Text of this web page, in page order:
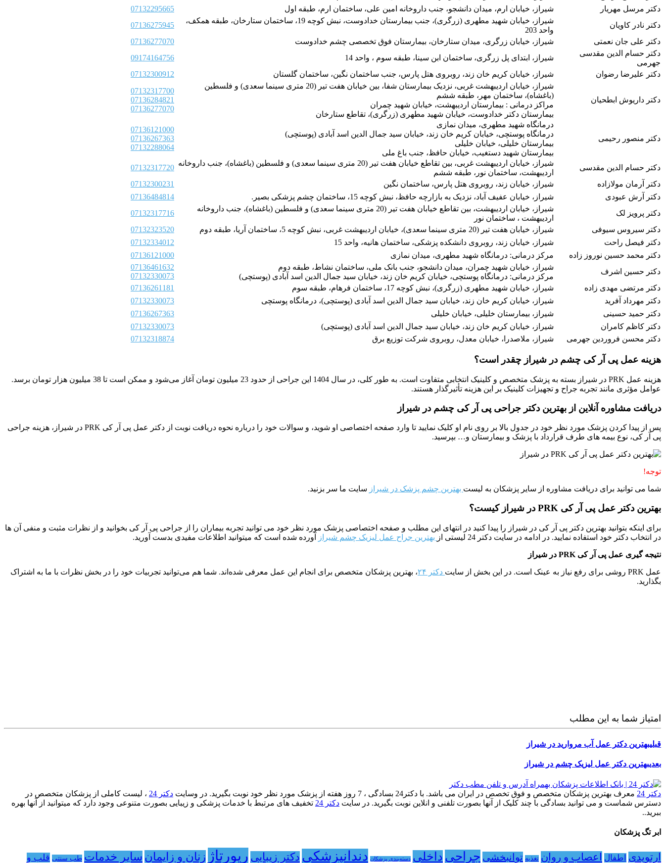
دکتر مرسل مهریار
شیراز، خیابان ارم، میدان دانشجو، جنب داروخانه امین علی، ساختمان ارم، طبقه اول
07132295665
دکتر نادر کاویان
شیراز، خیابان شهید مطهری (زرگری)، جنب بیمارستان خدادوست، نبش کوچه 19، ساختمان ستارخان، طبقه همکف،
واحد 203
07136275945
دکتر علی جان نعمتی
شیراز، خیابان زرگری، میدان ستارخان، بیمارستان فوق تخصصی چشم خدادوست
07136277070
دکتر حسام الدین مقدسی
جهرمی
شیراز، ابتدای پل زرگری، ساختمان ابن سینا، طبقه سوم ، واحد 14
09174164756
دکتر علیرضا رضوان
شیراز، خیابان کریم خان زند، روبروی هتل پارس، جنب ساختمان نگین، ساختمان گلستان 07132300912
دکتر داریوش ابطحیان
شیراز، خیابان اردیبهشت غربی، نزدیک بیمارستان شفا، بین خیابان هفت تیر (20 متری سینما سعدی) و فلسطین
(باغشاه)، ساختمان مهر، طبقه ششم
مراکز درمانی : بیمارستان اردیبهشت، خيابان شهيد چمران
بیمارستان دکتر خدادوست، خیابان شهید مطهری (زرگری)، تقاطع ستارخان
07132317700
07136284821
07136277070
دکتر منصور رحیمی
درمانگاه شهید مطهری، میدان نمازی
درمانگاه پوستچی، خیابان کریم خان زند، خیابان سید جمال الدین اسد آبادی (پوستچی)
بیمارستان خلیلی، خیابان خلیلی
بیمارستان شهید دستغیب، خیابان حافظ، جنب باغ ملی
07136121000
07136267363
07132288064
دکتر حسام الدین مقدسی
شیراز، خیابان اردیبهشت غربی، بین تقاطع خیابان هفت تیر (20 متری سینما سعدی) و فلسطین (باغشاه)، جنب داروخانه
اردیبهشت، ساختمان نور، طبقه ششم
07132317720
دکتر آرمان مولازاده
شیراز، خیابان زند، روبروی هتل پارس، ساختمان نگین
07132300231
دکتر آرش عبودی
شیراز، خیابان عفیف آباد، نزدیک به بازارچه حافظ، نبش کوچه 15، ساختمان چشم پزشکی بصیر.
07136484814
دکتر پرویز لک
شیراز، خیابان اردیبهشت، بین تقاطع خیابان هفت تیر (20 متری سینما سعدی) و فلسطین (باغشاه)، جنب داروخانه
اردیبهشت ، ساختمان نور
07132317716
دکتر سیروس سیوفی
شیراز، خیابان هفت تیر (20 متری سینما سعدی)، خیابان اردیبهشت غربی، نبش کوچه 5، ساختمان آریا، طبقه دوم
07132323520
دکتر فیصل راحت
شیراز، خیابان زند، روبروی دانشکده پزشکی، ساختمان هانیه، واحد 15
07132334012
دکتر محمد حسین نوروز زاده
مرکز درمانی: درمانگاه شهید مطهری، میدان نمازی
07136121000
دکتر حسین اشرف
شیراز، خیابان شهید چمران، میدان دانشجو، جنب بانک ملی، ساختمان نشاط، طبقه دوم
مرکز درمانی: درمانگاه پوستچی، خیابان کریم خان زند، خیابان سید جمال الدین اسد آبادی (پوستچی)
07136461632
07132330073
دکتر مرتضی مهدی زاده
شیراز، خیابان شهید مطهری (زرگری)، نبش کوچه 17، ساختمان فرهام، طبقه سوم
07136261181
دکتر مهرداد آفرید
شیراز، خیابان کریم خان زند، خیابان سید جمال الدین اسد آبادی (پوستچی)، درمانگاه پوستچی
07132330073
دکتر حمید حسینی
شیراز، بیمارستان خلیلی، خیابان خلیلی
07136267363
دکتر کاظم کامران
شیراز، خیابان کریم خان زند، خیابان سید جمال الدین اسد آبادی (پوستچی)
07132330073
دکتر محسن فروردین جهرمی
شیراز، ملاصدرا، خیابان معدل، روبروی شرکت توزیع برق 07132318874
هزینه عمل پی آر کی چشم در شیراز چقدر است؟
هزینه عمل PRK در شیراز بسته به پزشک متخصص و کلینیک انتخابی متفاوت است. به طور کلی، در سال 1404 این جراحی از حدود 23 میلیون تومان آغاز می‌شود و ممکن است تا 38 میلیون هزار تومان برسد.
عوامل مؤثری مانند تجربه جراح و تجهیزات کلینیک بر این هزینه تأثیرگذار هستند.
دریافت مشاوره آنلاین از بهترین دکتر جراحی پی آر کی چشم در شیراز
پس از پیدا کردن پزشک مورد نظر خود در جدول بالا بر روی نام او کلیک نمایید تا وارد صفحه اختصاصی او شوید، و سوالات خود را درباره نحوه دریافت نوبت از دکتر عمل پی آر کی PRK در شیراز، هزینه جراحی
پی آر کی، نوع بیمه های طرف قرارداد با پزشک و بیمارستان و… بپرسید.
توجه!
شما می توانید برای دریافت مشاوره از سایر پزشکان به لیست بهترین چشم پزشک در شیراز سایت ما سر بزنید.
بهترین دکتر عمل پی آر کی PRK در شیراز کیست؟
برای اینکه بتوانید بهترین دکتر پی آر کی در شیراز را پیدا کنید در انتهای این مطلب و صفحه اختصاصی پزشک مورد نظر خود می توانید تجربه بیماران را از جراحی پی آر کی بخوانید و از نظرات مثبت و منفی آن ها
در انتخاب دکتر خود استفاده نمایید. در ادامه در سایت دکتر 24 لیستی از
بهترین جراح عمل لیزیک چشم شیراز آورده شده است که میتوانید اطلاعات مفیدی بدست آورید.
نتیجه گیری عمل پی آر کی PRK در شیراز
عمل PRK روشی برای رفع نیاز به عینک است. در این بخش از سایت دکتر ۲۴
، بهترین پزشکان متخصص برای انجام این عمل معرفی شده‌اند. شما هم می‌توانید تجربیات خود را در بخش نظرات با ما به اشتراک
بگذارید.
امتیاز شما به این مطلب
قبلیبهترین دکتر عمل آب مروارید در شیراز
بعدیبهترین دکتر عمل لیزیک چشم در شیراز
دکتر 24 معرف بهترین پزشکان متخصص و فوق تخصص در ایران می باشد. با دکتر24 بسادگی ، 7 روز هفته از پزشک مورد نظر خود نوبت بگیرید. در وسایت دکتر 24
، لیست کاملی از پزشکان متخصص در
دسترس شماست و می توانید بسادگی با چند کلیک از آنها بصورت تلفنی و انلاین نوبت بگیرید. در سایت دکتر 24
تخفیف های مرتبط با خدمات پزشکی و زیبایی بصورت متنوعی وجود دارد که میتوانید از آنها بهره
ببرید..
ابر تگ پزشکان
ارتوپدی اطفال اعصاب و روان تغذیه توانبخشی جراحی داخلی دسته‌بندی پزشکان دندانپزشکی دکتر زیبایی رپورتاژ زنان و زایمان سایر خدمات طب سنتی قلب و